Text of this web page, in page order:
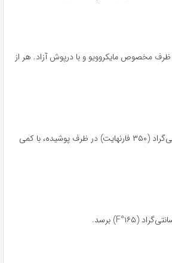
ظرف مخصوص مایکروویو و با درپوش آزاد. هر از
در دمای ۱۷۵ درجه سانتی‌گراد (۳۵۰ فارنهایت) در ظرف پوشیده، با کمی